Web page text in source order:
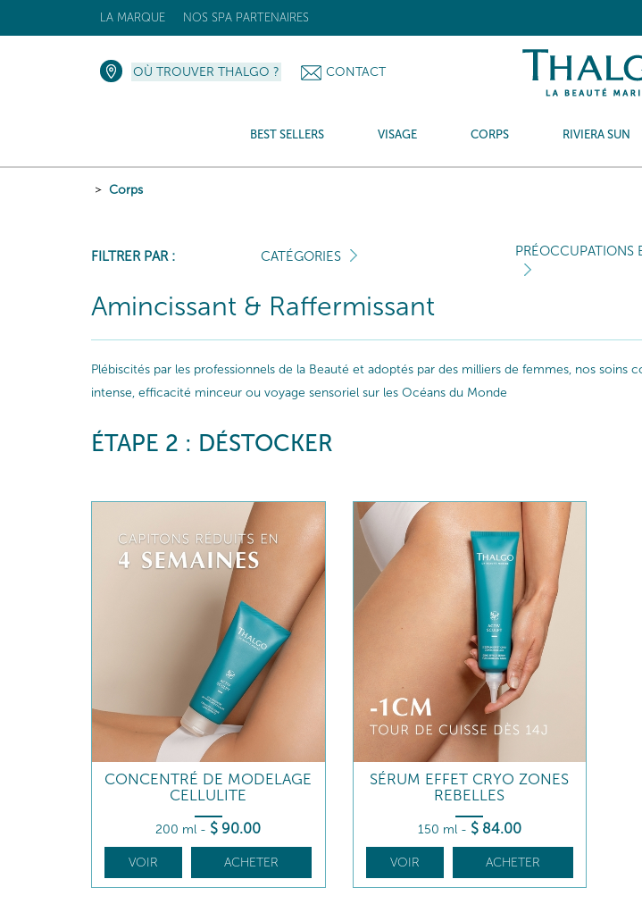
LA MARQUE NOS SPA PARTENAIRES
OÙ TROUVER THALGO ? CONTACT
BEST SELLERS VISAGE CORPS RIVIERA SUN
Corps
FILTRER PAR : CATÉGORIES PRÉOCCUPATIONS
Amincissant & Raffermissant
Plébiscités par les professionnels de la Beauté et adoptés par des milliers de femmes, nos
intense, efficacité minceur ou voyage sensoriel sur les Océans du Monde
ÉTAPE 2 : DÉSTOCKER
CONCENTRÉ DE MODELAGE
CELLULITE
200 ml - $ 90.00
VOIR ACHETER
SÉRUM EFFET CRYO ZONES
REBELLES
150 ml - $ 84.00
VOIR ACHETER